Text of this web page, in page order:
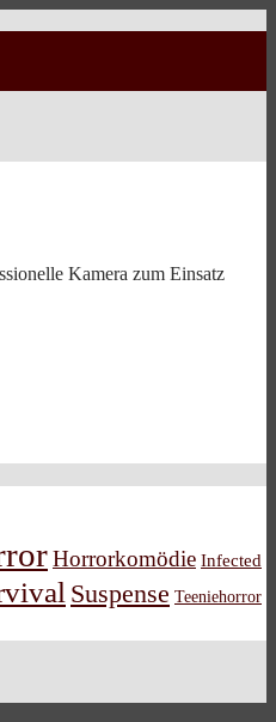
Kamera zum Einsatz
Horrorkomödie Infected
Suspense Teeniehorror